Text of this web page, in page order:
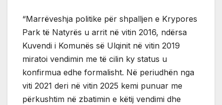
“Marrëveshja politike për shpalljen e Krypores
Park të Natyrës u arrit në vitin 2016, ndërsa
Kuvendi i Komunës së Ulqinit në vitin 2019
miratoi vendimin me të cilin ky status u
konfirmua edhe formalisht. Në periudhën nga
viti 2021 deri në vitin 2025 kemi punuar me
përkushtim në zbatimin e këtij vendimi dhe